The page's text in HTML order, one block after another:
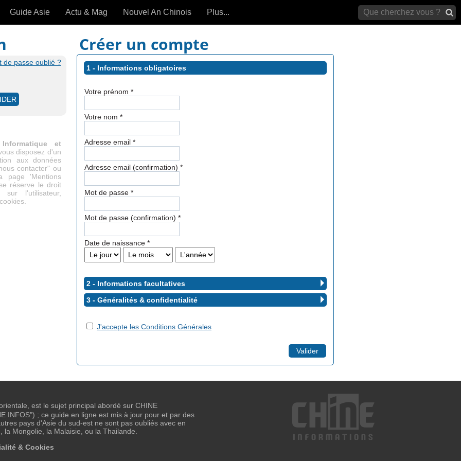
»
Guide Asie Actu & Mag
Articles intemporels
Nouvel An Chinois Plus...
de passe oublié ?
et
vous disposez d'un
aux données
contacter" ou
page 'Mentions
réserve le droit
l'utilisateur,
Créer un compte
1 - Informations obligatoires
Votre prénom *
Votre nom *
Adresse email *
Adresse email (confirmation) *
Mot de passe *
Mot de passe (confirmation) *
Date de naissance *
2 - Informations facultatives
3 - Généralités & confidentialité
J'accepte les Conditions Générales
est le sujet principal abordé sur CHINE
INFOS") ; ce guide en ligne est mis à jour pour et par des
pays d'Asie du sud-est ne sont pas oubliés avec en
Mongolie, la Malaisie, ou la Thailande.
& Cookies